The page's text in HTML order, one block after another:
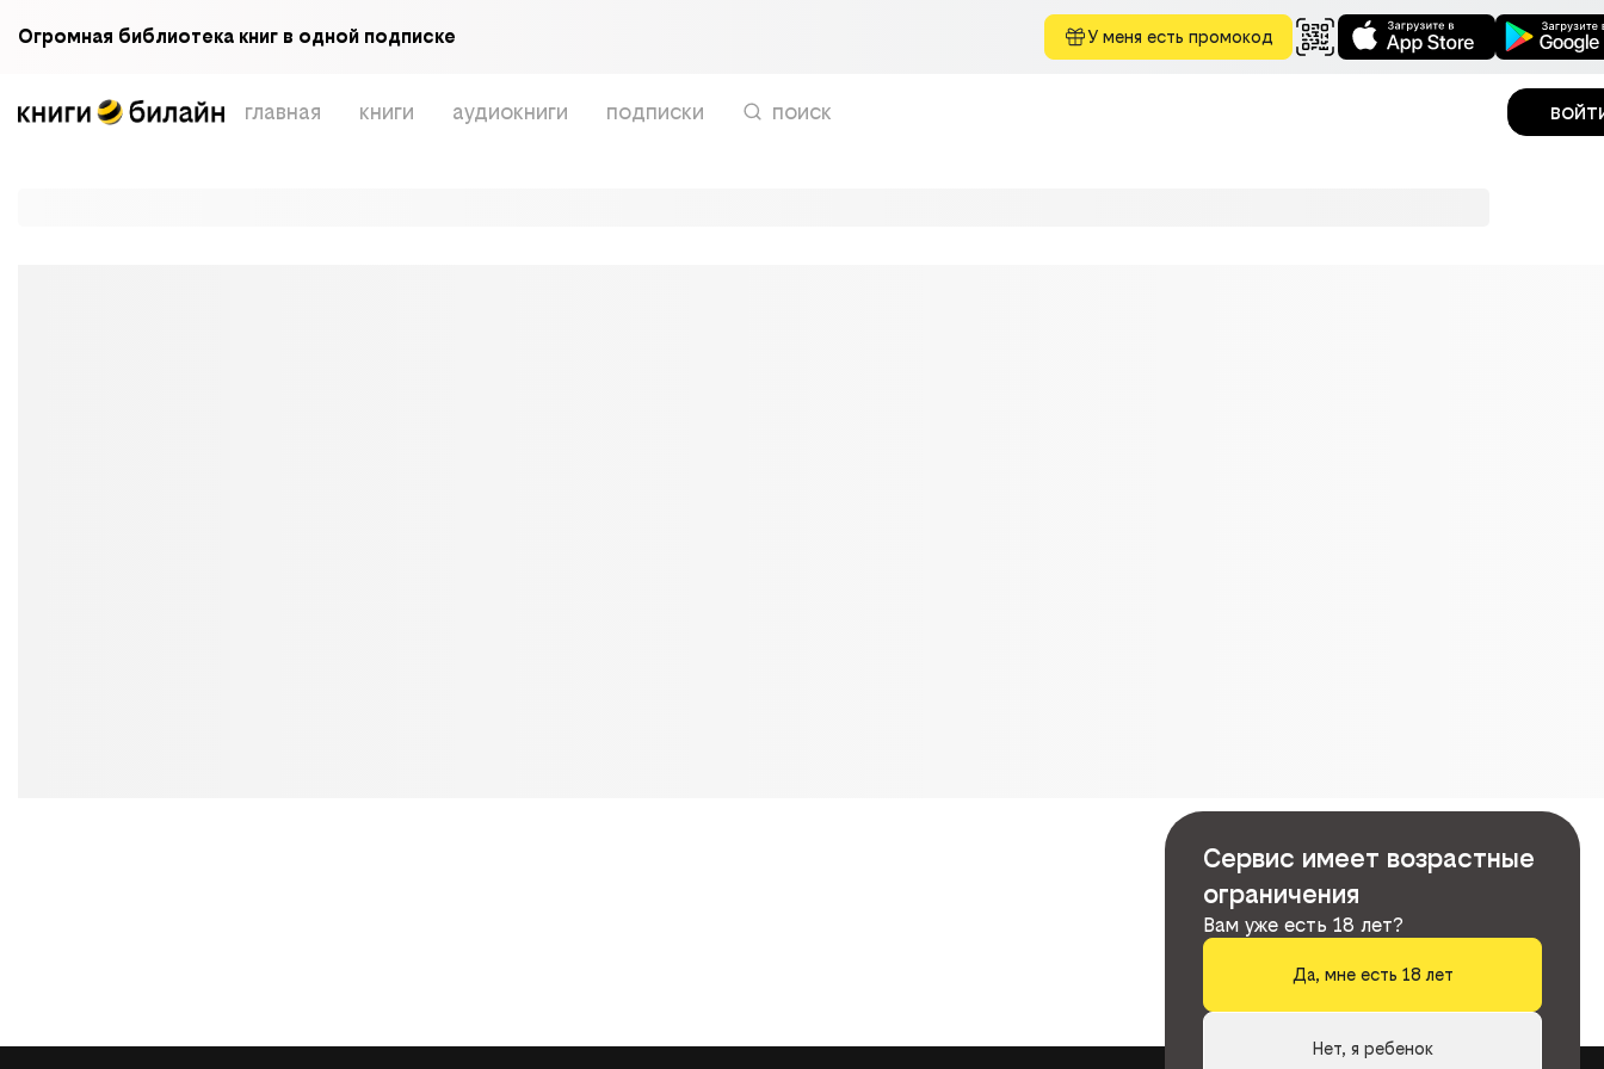
Огромная библиотека книг в одной подписке У меня есть промокод
главная книги аудиокниги подписки поиск
Сервис имеет возрастные
ограничения
Вам уже есть 18 лет?
Да, мне есть 18 лет
Нет, я ребенок